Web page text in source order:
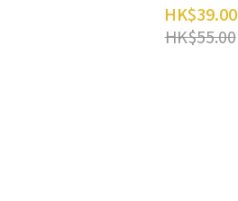
HK$39.00
HK$55.00